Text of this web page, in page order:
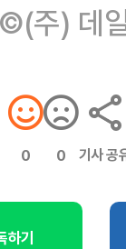
©(주) 데
0 0 기사 공
하기